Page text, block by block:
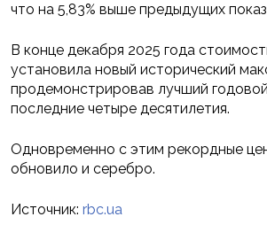
что на 5,83% выше предыдущих
В конце декабря 2025 года
установила новый исторический
продемонстрировав лучший
последние четыре десятилетия.
Одновременно с этим рекордные
обновило и серебро.
Источник: rbc.ua